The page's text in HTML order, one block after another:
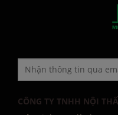
CÔNG TY TNHH NỘI